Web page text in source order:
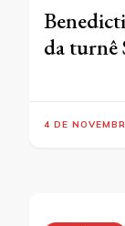
da turnê
4 DE